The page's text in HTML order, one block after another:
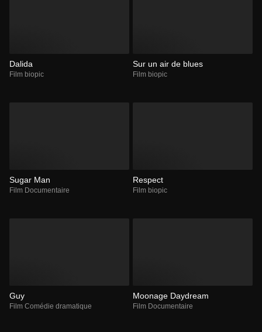
Dalida
Film biopic
Sur un air de blues
Film biopic
Sugar Man
Film Documentaire
Respect
Film biopic
Guy
Film Comédie dramatique
Moonage Daydream
Film Documentaire